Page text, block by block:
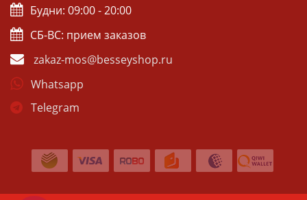
Будни: 09:00 - 20:00
СБ-ВС: прием заказов
zakaz-mos@besseyshop.ru
Whatsapp
Telegram